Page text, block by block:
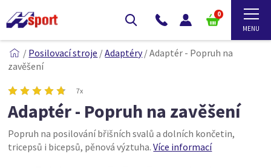
0
/ Posilovací stroje /Adaptéry/Adaptér - Popruh na
zavěšení
7x
Adaptér - Popruh na zavěšení
Popruh na posilování břišních svalů a dolních končetin,
tricepsů i bicepsů, pěnová výztuha.Více informací